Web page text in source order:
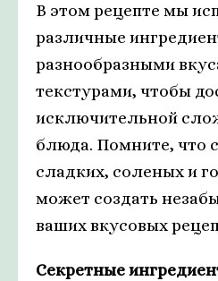
В этом рецепте мы
различные
разнообразными
текстурами, чтобы
исключительной
блюда. Помните, что
сладких, соленых и
может создать
ваших вкусовых
Секретные